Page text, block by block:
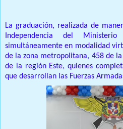
La graduación, realizada de
Independencia del
simultáneamente en modalidad
de la zona metropolitana, 458 de
de la región Este, quienes
que desarrollan las Fuerzas